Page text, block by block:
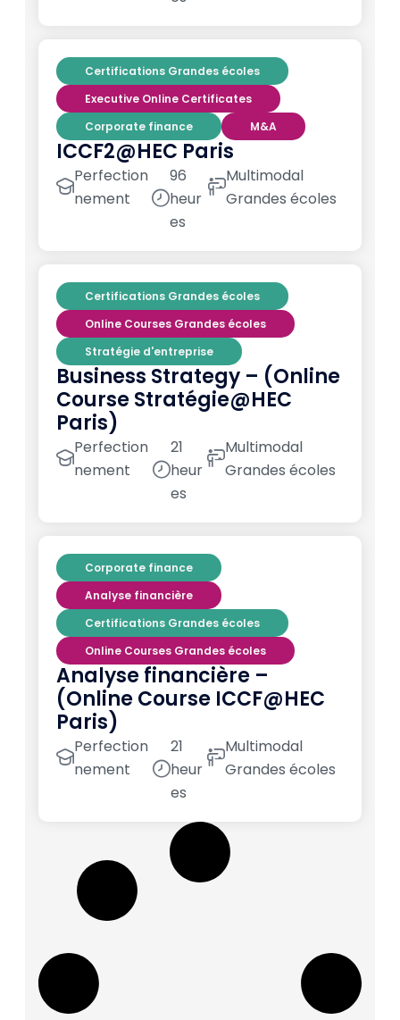
Certifications Grandes écoles
Executive Online Certificates
Corporate finance
M&A
ICCF2@HEC Paris
Perfection
nement
96
heur
es
Multimodal
Grandes écoles
Certifications Grandes écoles
Online Courses Grandes écoles
Stratégie d'entreprise
Business Strategy – (Online
Course Stratégie@HEC
Paris)
Perfection
nement
21
heur
es
Multimodal
Grandes écoles
Corporate finance
Analyse financière
Certifications Grandes écoles
Online Courses Grandes écoles
Analyse financière –
(Online Course ICCF@HEC
Paris)
Perfection
nement
21
heur
es
Multimodal
Grandes écoles